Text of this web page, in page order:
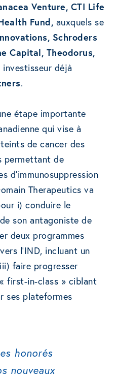
Venture, CTI Life
Fund, auxquels se
Schroders
Capital, Theodorus,
déjà
.
étape importante
qui vise à
de cancer des
permettant de
d’immunosuppression
Therapeutics va
i) conduire le
son antagoniste de
deux programmes
l’IND, incluant un
faire progresser
first-in-class » ciblant
ses plateformes
honorés
nouveaux